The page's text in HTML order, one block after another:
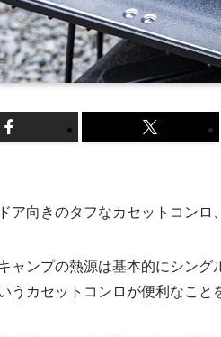
ア向きのタフなカセットコンロ
ャンプの熱源は基本的にシン
うカセットコンロが便利なこと